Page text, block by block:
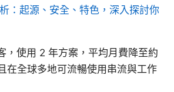
：起源、安全、特色，深入探討你
，使用 2 年方案，平均月費降至約
在全球多地可流暢使用串流與工作